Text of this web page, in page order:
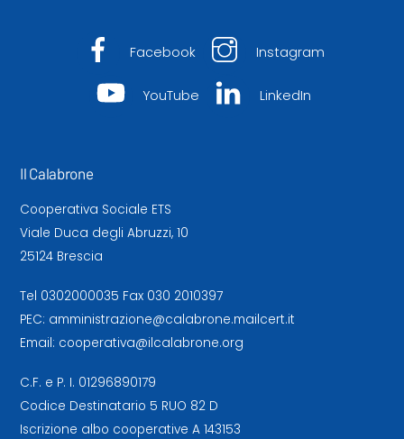
Facebook Instagram
YouTube LinkedIn
Il Calabrone
Cooperativa Sociale ETS
Viale Duca degli Abruzzi, 10
25124 Brescia
Tel 0302000035 Fax 030 2010397
PEC: amministrazione@calabrone.mailcert.it
Email: cooperativa@ilcalabrone.org
C.F. e P. I. 01296890179
Codice Destinatario 5 RUO 82 D
Iscrizione albo cooperative A 143153